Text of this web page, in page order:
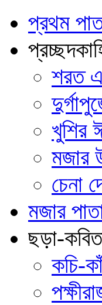
প্রথম
শরত
খুশির
মজার
চেনা
মজার
ছড়া-
কচি-